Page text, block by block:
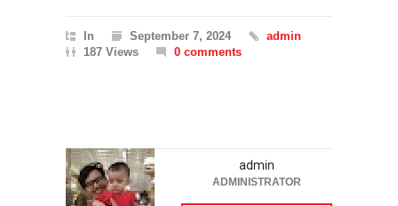
In September 7, 2024
admin
187 Views
0 comments
admin
ADMINISTRATOR